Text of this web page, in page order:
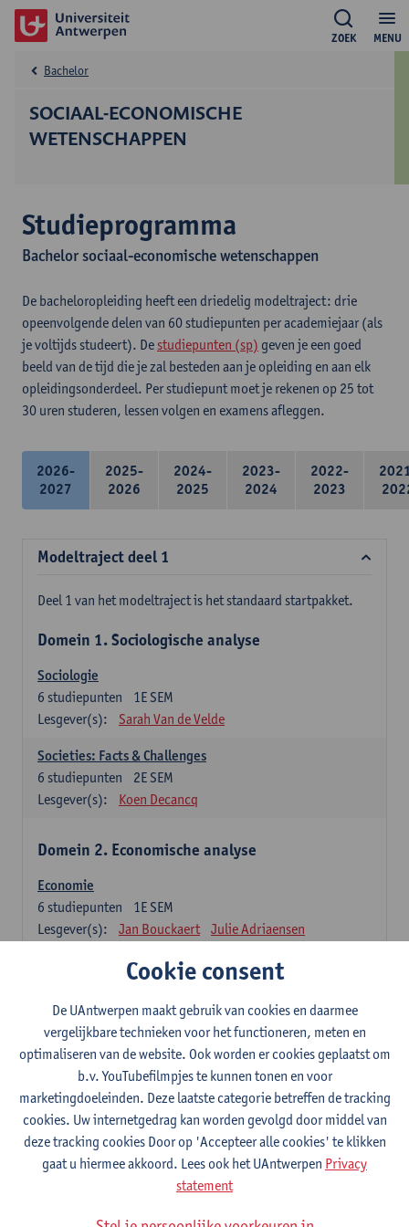
MENU
ZOEK
SOCIAAL-ECONOMISCHE
WETENSCHAPPEN
Bachelor
Studieprogramma
Bachelor sociaal-economische wetenschappen
De bacheloropleiding heeft een driedelig modeltraject: drie
opeenvolgende delen van 60 studiepunten per academiejaar (als
je voltijds studeert). De studiepunten (sp) geven je een goed
beeld van de tijd die je zal besteden aan je opleiding en aan elk
opleidingsonderdeel. Per studiepunt moet je rekenen op 25 tot
30 uren studeren, lessen volgen en examens afleggen.
2026-
2027
2025-
2026
2024-
2025
2023-
2024
2022-
2023
Modeltraject deel 1
Deel 1 van het modeltraject is het standaard startpakket.
Domein 1. Sociologische analyse
Sociologie
1E SEM
6 studiepunten
Lesgever(s):
Sarah Van de Velde
Societies: Facts & Challenges
2E SEM
6 studiepunten
Lesgever(s):
Koen Decancq
Domein 2. Economische analyse
Economie
1E SEM
6 studiepunten
Lesgever(s):
Jan Bouckaert Julie Adriaensen
Domein 3. Bedrijfseconomie
Accountancy
1E/2E SEM
6studiepunten
Lesgever(s):
Tom Van Caneghem Christine Lippens
Domein 6. Kwantitatieve methoden
Beschrijvende statistiek en kansrekenen
2E SEM
3studiepunten
Stephan Van der Veeken
Cookie consent
De UAntwerpen maakt gebruik van cookies en daarmee
vergelijkbare technieken voor het functioneren, meten en
optimaliseren van de website. Ook worden er cookies geplaatst om
b.v. YouTubefilmpjes te kunnen tonen en voor
marketingdoeleinden. Deze laatste categorie betreffen de tracking
cookies. Uw internetgedrag kan worden gevolgd door middel van
deze tracking cookies Door op 'Accepteer alle cookies' te klikken
gaat u hiermee akkoord. Lees ook het UAntwerpen Privacy
statement